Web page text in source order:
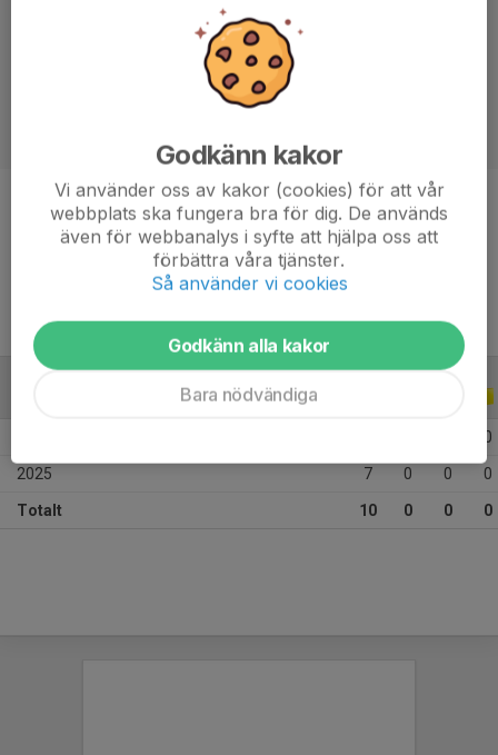
Position
-
10 år
ALLA ÅR
0
2025 7 0 0 0
Totalt 10 0 0 0
Godkänn kakor
Vi använder oss av kakor (cookies) för att vår
webbplats ska fungera bra för dig. De används
även för webbanalys i syfte att hjälpa oss att
förbättra våra tjänster.
Så använder vi cookies
Godkänn alla kakor
Bara nödvändiga